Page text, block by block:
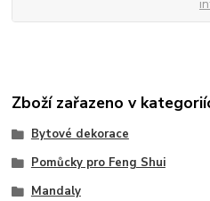
Zboží zařazeno v
Bytové dekorace
Pomůcky pro Feng Shui
Mandaly